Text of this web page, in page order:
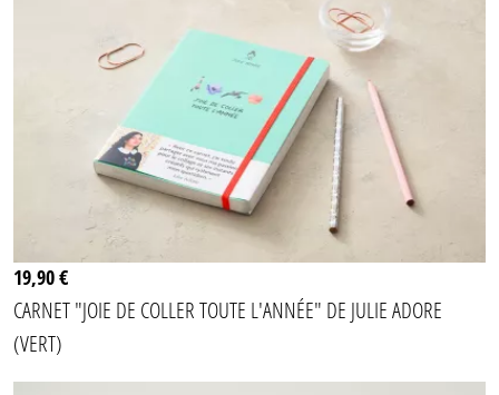
19,90 €
CARNET "JOIE DE COLLER TOUTE L'ANNÉE" DE JULIE ADORE
(VERT)